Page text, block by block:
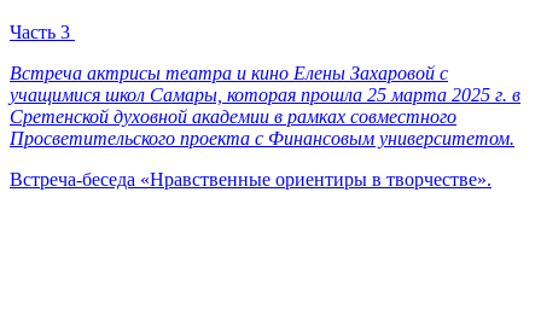
Часть 3
Встреча актрисы театра и кино Елены Захаровой с
учащимися школ Самары, которая прошла 25 марта 2025 г. в
Сретенской духовной академии в рамках совместного
Просветительского проекта с Финансовым университетом.
Встреча-беседа «Нравственные ориентиры в творчестве».